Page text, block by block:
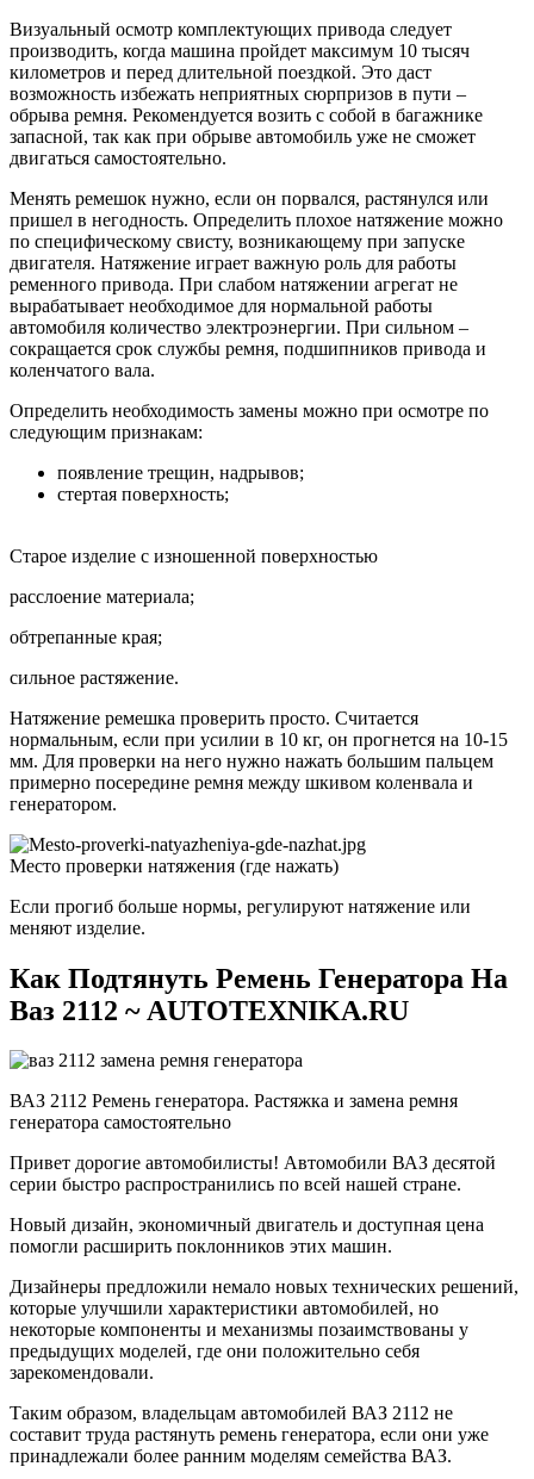
Визуальный осмотр комплектующих привода следует
производить, когда машина пройдет максимум 10 тысяч
километров и перед длительной поездкой. Это даст
возможность избежать неприятных сюрпризов в пути –
обрыва ремня. Рекомендуется возить с собой в багажнике
запасной, так как при обрыве автомобиль уже не сможет
двигаться самостоятельно.
Менять ремешок нужно, если он порвался, растянулся или
пришел в негодность. Определить плохое натяжение можно
по специфическому свисту, возникающему при запуске
двигателя. Натяжение играет важную роль для работы
ременного привода. При слабом натяжении агрегат не
вырабатывает необходимое для нормальной работы
автомобиля количество электроэнергии. При сильном –
сокращается срок службы ремня, подшипников привода и
коленчатого вала.
Определить необходимость замены можно при осмотре по
следующим признакам:
появление трещин, надрывов;
стертая поверхность;
Старое изделие с изношенной поверхностью
расслоение материала;
обтрепанные края;
сильное растяжение.
Натяжение ремешка проверить просто. Считается
нормальным, если при усилии в 10 кг, он прогнется на 10-15
мм. Для проверки на него нужно нажать большим пальцем
примерно посередине ремня между шкивом коленвала и
генератором.
Место проверки натяжения (где нажать)
Если прогиб больше нормы, регулируют натяжение или
меняют изделие.
Как Подтянуть Ремень Генератора На
Ваз 2112 ~ AUTOTEXNIKA.RU
ВАЗ 2112 Ремень генератора. Растяжка и замена ремня
генератора самостоятельно
Привет дорогие автомобилисты! Автомобили ВАЗ десятой
серии быстро распространились по всей нашей стране.
Новый дизайн, экономичный двигатель и доступная цена
помогли расширить поклонников этих машин.
Дизайнеры предложили немало новых технических решений,
которые улучшили характеристики автомобилей, но
некоторые компоненты и механизмы позаимствованы у
предыдущих моделей, где они положительно себя
зарекомендовали.
Таким образом, владельцам автомобилей ВАЗ 2112 не
составит труда растянуть ремень генератора, если они уже
принадлежали более ранним моделям семейства ВАЗ.